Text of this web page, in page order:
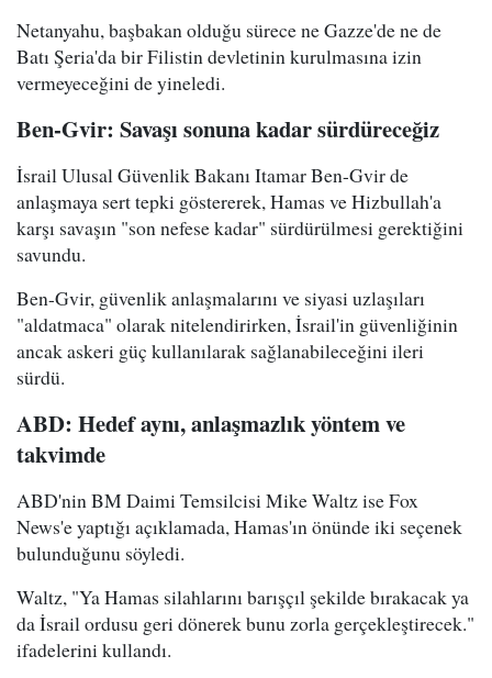
Netanyahu, başbakan olduğu sürece ne Gazze'de ne de
Batı Şeria'da bir Filistin devletinin kurulmasına izin
vermeyeceğini de yineledi.
Ben-Gvir: Savaşı sonuna kadar sürdüreceğiz
İsrail Ulusal Güvenlik Bakanı Itamar Ben-Gvir de
anlaşmaya sert tepki göstererek, Hamas ve Hizbullah'a
karşı savaşın "son nefese kadar" sürdürülmesi gerektiğini
savundu.
Ben-Gvir, güvenlik anlaşmalarını ve siyasi uzlaşıları
"aldatmaca" olarak nitelendirirken, İsrail'in güvenliğinin
ancak askeri güç kullanılarak sağlanabileceğini ileri
sürdü.
ABD: Hedef aynı, anlaşmazlık yöntem ve
takvimde
ABD'nin BM Daimi Temsilcisi Mike Waltz ise Fox
News'e yaptığı açıklamada, Hamas'ın önünde iki seçenek
bulunduğunu söyledi.
Waltz, "Ya Hamas silahlarını barışçıl şekilde bırakacak ya
da İsrail ordusu geri dönerek bunu zorla gerçekleştirecek."
ifadelerini kullandı.